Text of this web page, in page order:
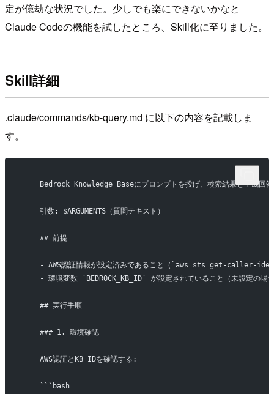
定が億劫な状況でした。少しでも楽にできないかなと
Claude Codeの機能を試したところ、Skill化に至りました。
Skill詳細
.claude/commands/kb-query.md に以下の内容を記載しま
す。
Bedrock Knowledge Baseにプロンプトを投げ、検索結果と生成回答
    引数: $ARGUMENTS（質問テキスト）
    ## 前提
- AWS認証情報が設定済みであること（`aws sts get-caller-
- 環境変数 `BEDROCK_KB_ID` が設定されていること（未設定の場
    ## 実行手順
    ### 1. 環境確認
    AWS認証とKB IDを確認する:
    ```bash